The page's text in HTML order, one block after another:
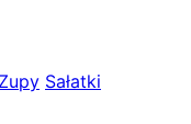
Zupy Sałatki